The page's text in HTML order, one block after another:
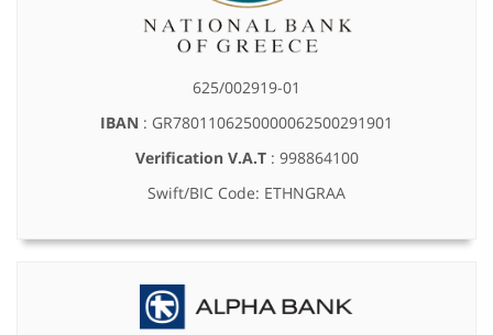
625/002919-01
IBAN : GR7801106250000062500291901
Verification V.A.T: 998864100
Swift/BIC Code: ETHNGRAA